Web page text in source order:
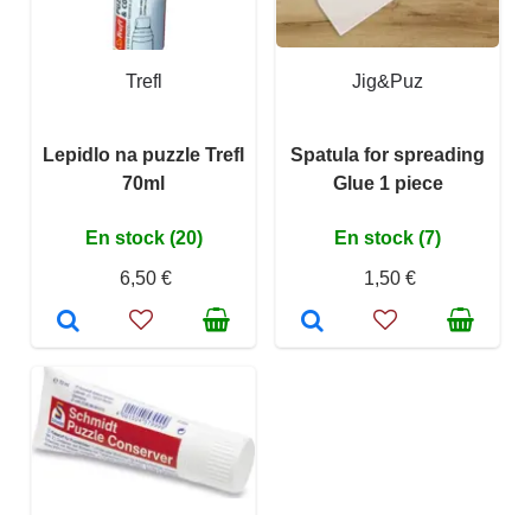
Trefl
Lepidlo na puzzle Trefl
70ml
En stock (20)
6,50 €
Jig&Puz
Spatula for spreading
Glue 1 piece
En stock (7)
1,50 €